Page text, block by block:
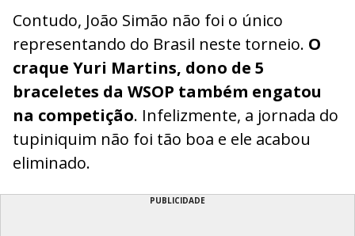
Contudo, João Simão não foi o único
representando do Brasil neste torneio. O
craque Yuri Martins, dono de 5
braceletes da WSOP também engatou
na competição. Infelizmente, a jornada do
tupiniquim não foi tão boa e ele acabou
eliminado.
PUBLICIDADE